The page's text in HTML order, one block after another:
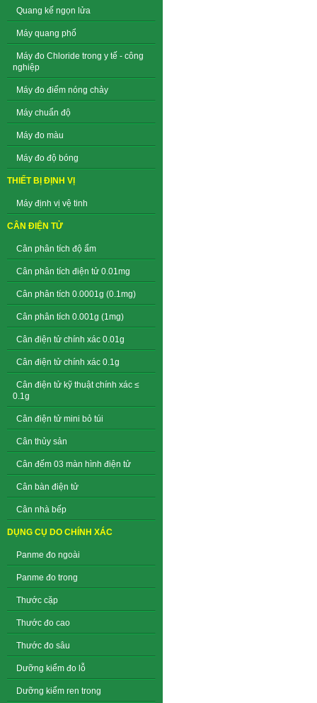
Quang kế ngọn lửa
Máy quang phổ
Máy đo Chloride trong y tế - công
nghiệp
Máy đo điểm nóng chảy
Máy chuẩn độ
Máy đo màu
Máy đo độ bóng
THIẾT BỊ ĐỊNH VỊ
Máy định vị vệ tinh
CÂN ĐIỆN TỬ
Cân phân tích độ ẩm
Cân phân tích điện tử 0.01mg
Cân phân tích 0.0001g (0.1mg)
Cân phân tích 0.001g (1mg)
Cân điện tử chính xác 0.01g
Cân điện tử chính xác 0.1g
Cân điện tử kỹ thuật chính xác ≤
0.1g
Cân điện tử mini bỏ túi
Cân thủy sản
Cân đếm 03 màn hình điện tử
Cân bàn điện tử
Cân nhà bếp
DỤNG CỤ DO CHÍNH XÁC
Panme đo ngoài
Panme đo trong
Thước cặp
Thước đo cao
Thước đo sâu
Dưỡng kiểm đo lỗ
Dưỡng kiểm ren trong